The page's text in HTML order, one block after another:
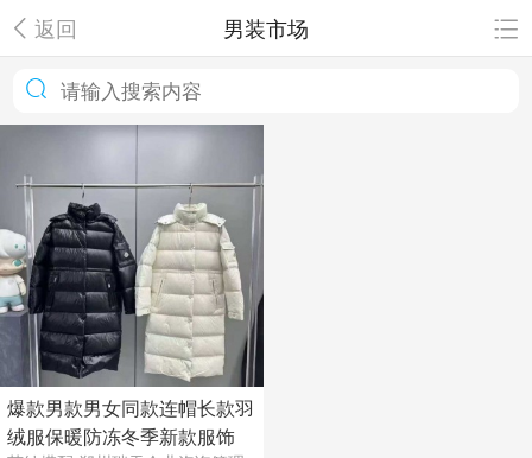
返回 男装市场
爆款男款男女同款连帽长款羽
绒服保暖防冻冬季新款服饰